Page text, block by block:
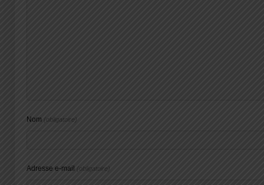
Nom (obligatoire)
Adresse e-mail (obligatoire)